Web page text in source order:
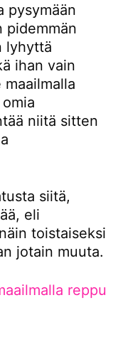
pysymään
pidemmän
lyhyttä
ihan vain
maailmalla
niitä sitten
siitä,
eli
toistaiseksi
jotain muuta.
reppu